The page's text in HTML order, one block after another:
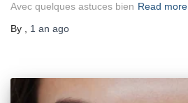
Avec quelques astuces bien Read more
By , 1 an ago